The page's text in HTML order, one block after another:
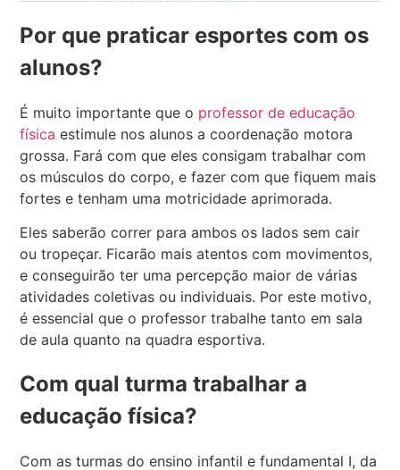
Por que praticar esportes com os
alunos?
É muito importante que o professor de educação
física estimule nos alunos a coordenação motora
grossa. Fará com que eles consigam trabalhar com
os músculos do corpo, e fazer com que fiquem mais
fortes e tenham uma motricidade aprimorada.
Eles saberão correr para ambos os lados sem cair
ou tropeçar. Ficarão mais atentos com movimentos,
e conseguirão ter uma percepção maior de várias
atividades coletivas ou individuais. Por este motivo,
é essencial que o professor trabalhe tanto em sala
de aula quanto na quadra esportiva.
Com qual turma trabalhar a
educação física?
Com as turmas do ensino infantil e fundamental I, da